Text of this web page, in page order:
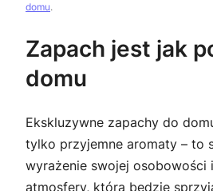
domu.
Zapach jest jak
domu
Ekskluzywne zapachy do
tylko przyjemne aromaty – to
wyrażenie swojej osobowości
atmosfery, która będzie